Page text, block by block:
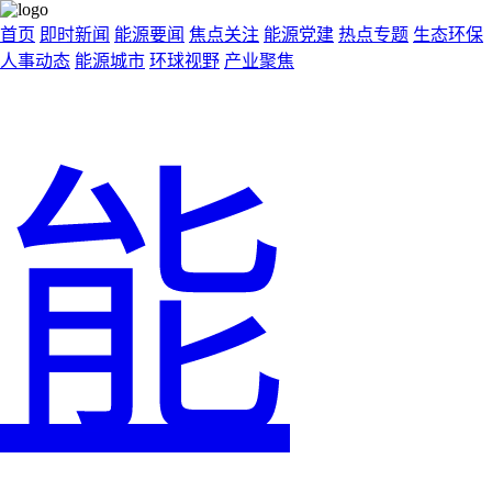
首页 即时新闻 能源要闻 焦点关注 能源党建 热点专题 生态环保
人事动态 能源城市 环球视野 产业聚焦
能